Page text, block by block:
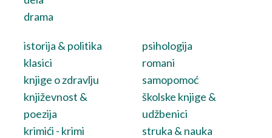
drama
istorija & politika
klasici
knjige o zdravlju
književnost &
poezija
krimići - krimi
psihologija
romani
samopomoć
školske knjige &
udžbenici
struka & nauka